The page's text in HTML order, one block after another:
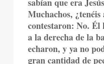
Muchachos,
contestaron: No.
a la derecha de la
echaron, y ya no
gran cantidad de